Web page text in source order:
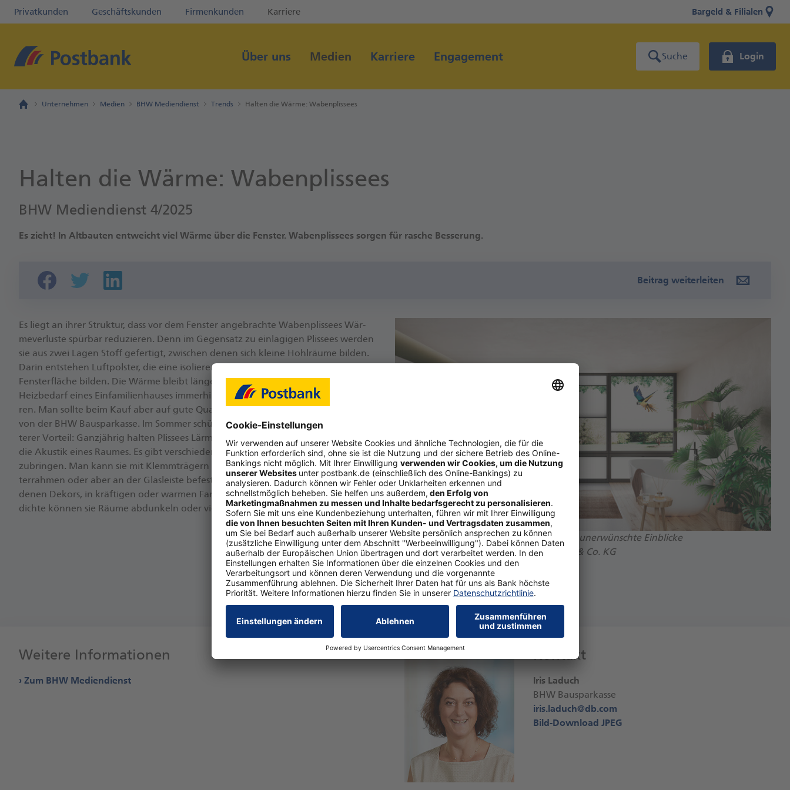
Direkt zur Hauptnavigation (Enter drücken) Bargeld & Filialen
Privatkunden Geschäftskunden Firmenkunden Karriere
Suche Login
Über uns Medien Karriere Engagement
Unternehmen Medien BHW Mediendienst Trends Halten die Wärme: Wabenplissees
Halten die Wärme: Wabenplissees
BHW Mediendienst 4/2025
Es zieht! In Altbauten entweicht viel Wärme über die Fenster. Wabenplissees sorgen für rasche Besserung.
Beitrag weiterleiten
Schicke Vorhänge gegen Kälte, Hitze und unerwünschte Einblicke
Bild Nr. 6743, Quelle: MHZ Hachtel GmbH & Co. KG
Download Bild-Datei
Es liegt an ihrer Struk­tur, dass vor dem Fens­ter an­ge­brach­te Wa­ben­plis­sees Wär­
me­ver­lus­te spür­bar re­du­zie­ren. Denn im Ge­gen­satz zu ein­la­gi­gen Plis­sees wer­den
sie aus zwei Lagen Stoff ge­fer­tigt, zwi­schen denen sich klei­ne Hohl­räu­me bil­den.
Darin ent­ste­hen Luft­pols­ter, die eine iso­lie­ren­de Schicht zwi­schen In­nen­raum und
Fens­ter­flä­che bil­den. Die Wärme bleibt län­ger im Raum. „Plis­sees kön­nen den
Heiz­be­darf eines Ein­fa­mi­li­en­hau­ses im­mer­hin um bis zu sie­ben Pro­zent re­du­zie­
ren. Man soll­te beim Kauf aber auf gute Qua­li­tät ach­ten“, sagt Krzysz­tof Pompa
von der BHW Bau­spar­kas­se. Im Som­mer schützt das Luft­pols­ter vor Hitze. Ein wei­
te­rer Vor­teil: Ganz­jäh­rig hal­ten Plis­sees Lärm von drau­ßen fern und ver­bes­sern
die Akus­tik eines Rau­mes. Es gibt ver­schie­de­ne Mög­lich­kei­ten, Wa­ben­plis­sees an­
zu­brin­gen. Man kann sie mit Klemm­trä­gern oder Kle­be­plat­ten ein­fach am Fens­
ter­rah­men oder aber an der Glas­leis­te be­fes­ti­gen. Die Plis­sees gibt es in ver­schie­
de­nen De­kors, in kräf­ti­gen oder war­men Far­ben. Je nach Stoff­qua­li­tät und -​
dichte kön­nen sie Räume ab­dun­keln oder viel Son­nen­licht hin­ein­las­sen.
Weitere Informationen
Zum BHW Mediendienst
Kontakt
Iris Laduch
BHW Bausparkasse
iris.laduch@db.com
Bild-Download JPEG